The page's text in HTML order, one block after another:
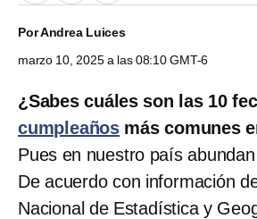
PorAndrea Luices
marzo 10, 2025 a las 08:10 GMT-6
¿Sabes cuáles son las 10
cumpleaños más comunes
Pues en nuestro país
De acuerdo con información
Nacional de Estadística y